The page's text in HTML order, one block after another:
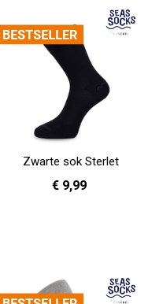
Zwarte sok Sterlet
€ 9,99